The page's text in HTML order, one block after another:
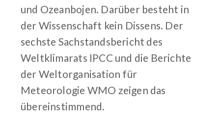
und Ozeanbojen. Darüber besteht in
der Wissenschaft kein Dissens. Der
sechste Sachstandsbericht des
Weltklimarats IPCC und die Berichte
der Weltorganisation für
Meteorologie WMO zeigen das
übereinstimmend.